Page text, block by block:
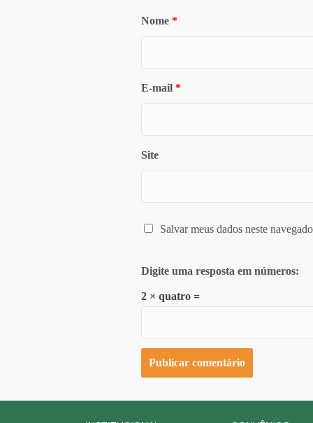
Nome *
E-mail *
Site
Salvar meus dados neste
Digite uma resposta em números:
2 × quatro =